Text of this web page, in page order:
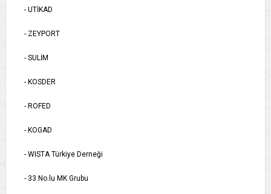
- UTİKAD
- ZEYPORT
- SULİM
- KOSDER
- ROFED
- KOGAD
- WISTA Türkiye Derneği
- 33 No.lu MK Grubu